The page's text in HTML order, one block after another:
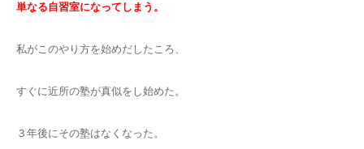
単なる自習室になってしまう。
私がこのやり方を始めだしたころ、
すぐに近所の塾が真似をし始めた。
３年後にその塾はなくなった。